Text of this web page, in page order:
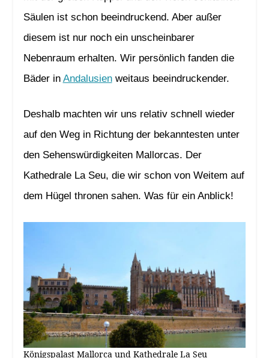
Säulen ist schon beeindruckend. Aber außer
diesem ist nur noch ein unscheinbarer
Nebenraum erhalten. Wir persönlich fanden die
Bäder in Andalusienweitaus beeindruckender.
Deshalb machten wir uns relativ schnell wieder
auf den Weg in Richtung der bekanntesten unter
den Sehenswürdigkeiten Mallorcas. Der
Kathedrale La Seu, die wir schon von Weitem auf
dem Hügel thronen sahen. Was für ein Anblick!
Königspalast Mallorca und Kathedrale La Seu